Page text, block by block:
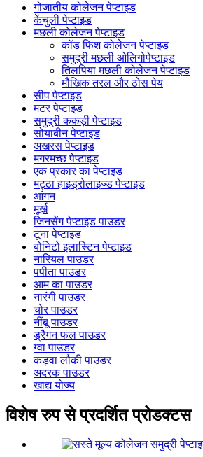
गोजातीय कोलेजन पेप्टाइड
केंचुली पेप्टाइड
मछली कोलेजन पेप्टाइड
कॉड फिश कोलेजन पेप्टाइड
समुद्री मछली ओलिगोपेप्टाइड
तिलपिया मछली कोलेजन पेप्टाइड
मौखिक तरल और ठोस पेय
सीप पेप्टाइड
मटर पेप्टाइड
समुद्री ककड़ी पेप्टाइड
सोयाबीन पेप्टाइड
अखरस पेप्टाइड
मगरमच्छ पेप्टाइड
एक प्रकार का पेप्टाइड
मट्ठा हाइड्रोलाइज्ड पेप्टाइड
आंगन
मूर्ख
जिनसेंग पेप्टाइड पाउडर
टूना पेप्टाइड
बोनिटो इलास्टिन पेप्टाइड
नारियल पाउडर
पपीता पाउडर
आम का पाउडर
नारंगी पाउडर
चोर पाउडर
नींबू पाउडर
ड्रैगन फल पाउडर
ग्वा पाउडर
कड़वा लौकी पाउडर
अदरक पाउडर
खाद्य योज्य
विशेष रुप से प्रदर्शित प्रोडक्टस